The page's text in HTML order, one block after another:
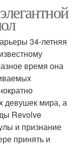
34-летняя
время она
девушек мира, а
Revolve
и признание
принять и